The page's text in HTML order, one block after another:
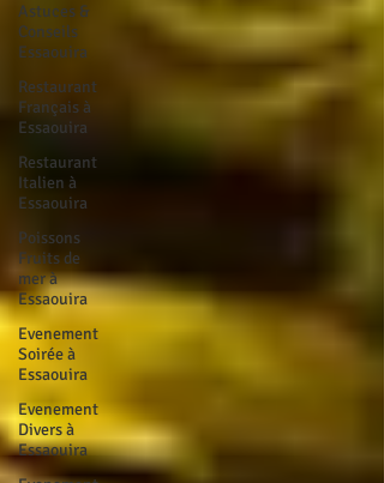
Astuces &
Conseils
Essaouira
Restaurant
Français à
Essaouira
Restaurant
Italien à
Essaouira
Poissons
Fruits de
mer à
Essaouira
Evenement
Soirée à
Essaouira
Evenement
Divers à
Essaouira